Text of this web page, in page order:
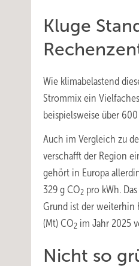
Kluge
Wie klimabelastend
Strommix ein
beispielsweise über
Auch im Vergleich zu
verschafft der Region
gehört in Europa
329 g CO2 pro kWh.
Grund ist der weiterhin
(Mt) CO2 im Jahr 2025
Nicht so